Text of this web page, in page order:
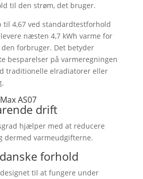
til den strøm, det bruger.
til 4,67 ved standardtestforhold
næsten 4,7 kWh varme for
den forbruger. Det betyder
besparelser på varmeregningen
traditionelle elradiatorer eller
AS07
drift
hjælper med at reducere
dermed varmeudgifterne.
forhold
til at fungere under